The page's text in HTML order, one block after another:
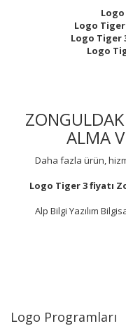
Logo
Logo Tiger
Logo
ALMA
Daha fazla ürün,
Logo Tiger 3 fiyatı
Alp Bilgi Yazılım
Logo Programları